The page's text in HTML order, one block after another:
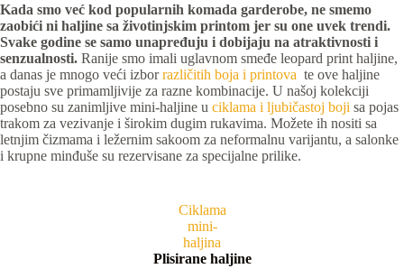
Kada smo već kod popularnih komada garderobe, ne smemo
zaobići ni haljine sa životinjskim printom jer su one uvek trendi.
Svake godine se samo unapređuju i dobijaju na atraktivnosti i
senzualnosti. Ranije smo imali uglavnom smeđe leopard print haljine,
a danas je mnogo veći izborrazličitih boja i printova te ove haljine
postaju sve primamljivije za razne kombinacije. U našoj kolekciji
posebno su zanimljive mini-haljine u ciklama i ljubičastoj boji sa pojas
trakom za vezivanje i širokim dugim rukavima. Možete ih nositi sa
letnjim čizmama i ležernim sakoom za neformalnu varijantu, a salonke
i krupne minđuše su rezervisane za specijalne prilike.
Ciklama
mini-
haljina
Plisirane haljine